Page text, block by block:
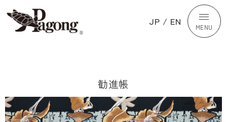
JP / EN MENU
勧進帳